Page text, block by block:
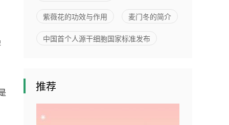
紫薇花的功效与作用 麦门冬的简介
中国首个人源干细胞国家标准发布
推荐